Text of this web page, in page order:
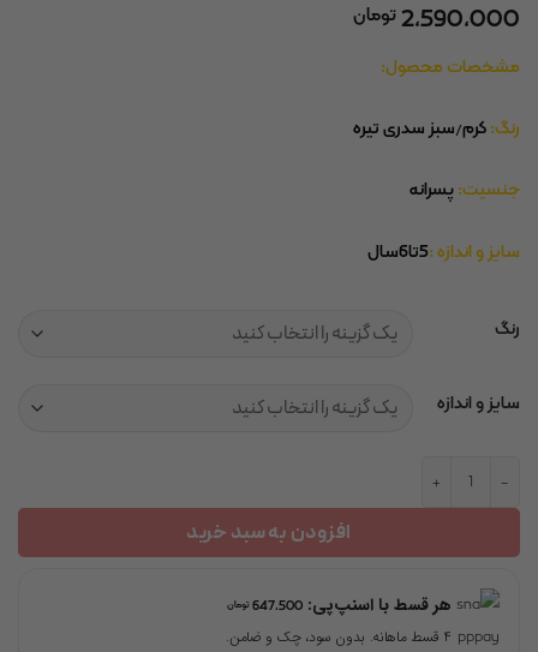
2,590,000 تومان
مشخصات محصول:
رنگ: کرم/سبز سدری تیره
جنسیت: پسرانه
سایز و اندازه :5تا6سال
رنگ
سایز و اندازه
ست پیراهن کلاه‌دار و شلوار کتان ترک عدد
افزودن به سبد خرید
هر قسط با اسنپ‌پی: 647,500تومان
۴ قسط ماهانه. بدون سود، چک و ضامن.